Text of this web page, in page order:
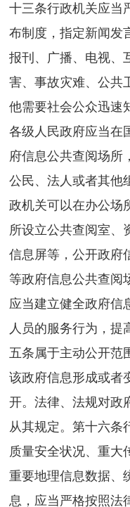
十三条行政机关应当
布制度，指定新闻发
报刊、广播、电视、
害、事故灾难、公共
他需要社会公众迅速
各级人民政府应当在
府信息公共查阅场所
公民、法人或者其他
政机关可以在办公场
所设立公共查阅室、
信息屏等，公开政府
等政府信息公共查阅
应当建立健全政府信
人员的服务行为，提
五条属于主动公开范
该政府信息形成或者
开。法律、法规对政
从其规定。第十六条
质量安全状况、重大
重要地理信息数据、
息，应当严格按照法